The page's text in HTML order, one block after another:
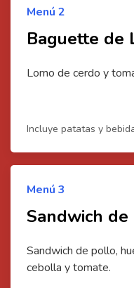
Menú 2
Baguette de
Lomo de cerdo y
Incluye patatas y
Menú 3
Sandwich
Sandwich de pollo,
cebolla y tomate.